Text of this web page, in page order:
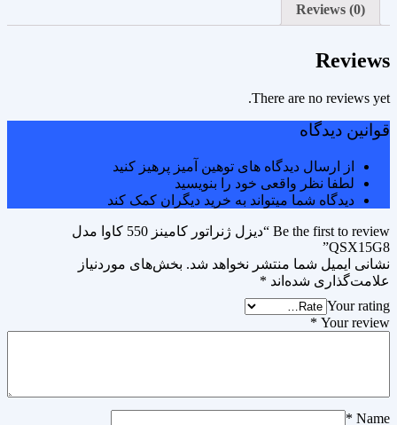
Reviews (0)
Reviews
There are no reviews yet.
قوانین دیدگاه
از ارسال دیدگاه های توهین آمیز پرهیز کنید
لطفا نظر واقعی خود را بنویسید
دیدگاه شما میتواند به خرید دیگران کمک کند
Be the first to review “دیزل ژنراتور کامینز 550 کاوا مدل
QSX15G8”
نشانی ایمیل شما منتشر نخواهد شد. بخش‌های موردنیاز
علامت‌گذاری شده‌اند *
Your rating
Your review
*
Name
*